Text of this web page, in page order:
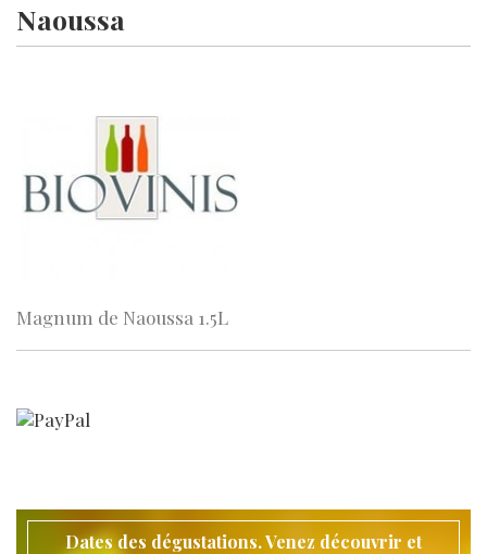
Naoussa
Magnum de Naoussa 1.5L
Dates des dégustations. Venez découvrir et